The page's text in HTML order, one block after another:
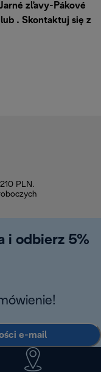
zľavy-Pákové
. Skontaktuj się z
PLN.
i odbierz 5%
e-mail